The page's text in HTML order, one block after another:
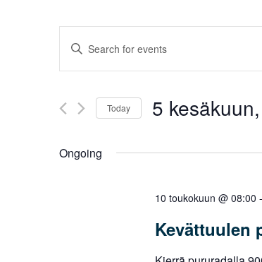
Events
Search
Views
Enter
Events
Today 5
Ongoing
10 toukokuun @ 08:00 -
Kevättuulen